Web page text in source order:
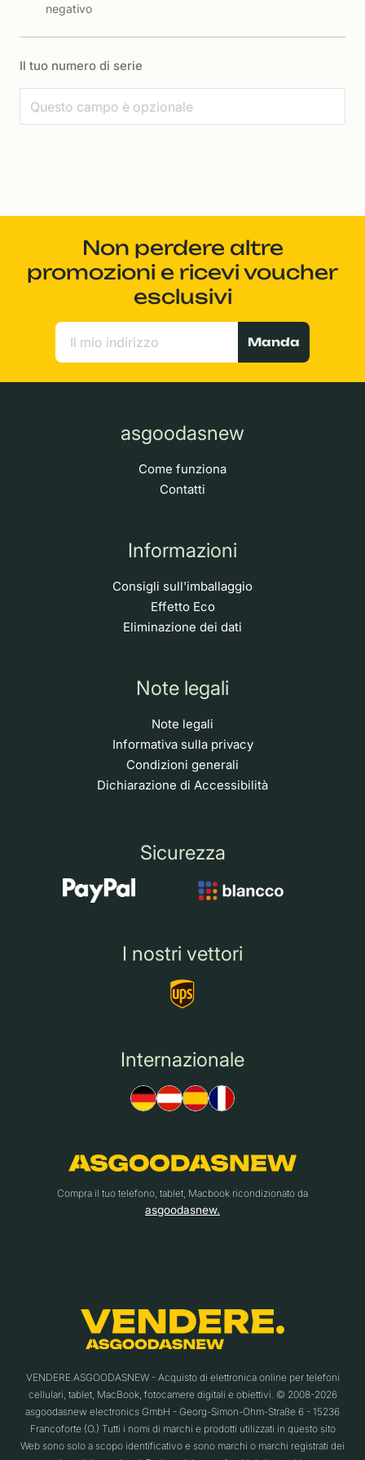
negativo
Il tuo numero di serie
Non perdere altre
promozioni e ricevi voucher
esclusivi
Manda
asgoodasnew
Come funziona
Contatti
Informazioni
Consigli sull'imballaggio
Effetto Eco
Eliminazione dei dati
Note legali
Note legali
Informativa sulla privacy
Condizioni generali
Dichiarazione di Accessibilità
Sicurezza
I nostri vettori
Internazionale
Compra il tuo telefono, tablet, Macbook ricondizionato da
asgoodasnew.
VENDERE.ASGOODASNEW - Acquisto di elettronica online per telefoni
cellulari, tablet, MacBook, fotocamere digitali e obiettivi. © 2008-2026
asgoodasnew electronics GmbH - Georg-Simon-Ohm-Straße 6 - 15236
Francoforte (O.) Tutti i nomi di marchi e prodotti utilizzati in questo sito
Web sono solo a scopo identificativo e sono marchi o marchi registrati dei